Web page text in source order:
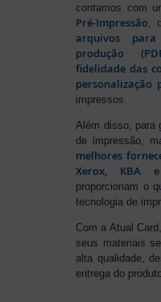
contamos com
Pré-Impressão ,
arquivos
produção
fidelidade das
personalização
impressos.
Além disso, para
de impressão,
melhores
Xerox, KBA e
proporcionam o
tecnologia de
Com a Atual
seus materiais
alta qualidade,
entrega do